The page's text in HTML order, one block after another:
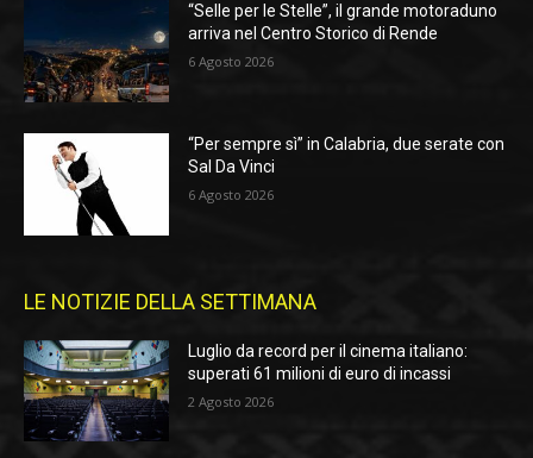
“Selle per le Stelle”, il grande motoraduno
arriva nel Centro Storico di Rende
6 Agosto 2026
“Per sempre sì” in Calabria, due serate con
Sal Da Vinci
6 Agosto 2026
LE NOTIZIE DELLA SETTIMANA
Luglio da record per il cinema italiano:
superati 61 milioni di euro di incassi
2 Agosto 2026